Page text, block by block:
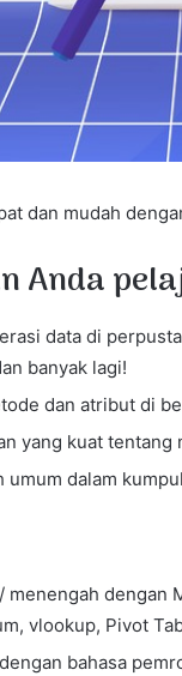
dan mudah
Anda
data di
banyak lagi!
dan atribut di
yang kuat tentang
umum dalam
menengah
vlookup, Pivot
bahasa